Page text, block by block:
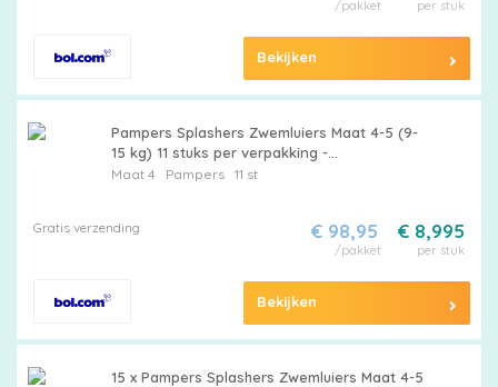
per stuk
/pakket
Bekijken
Pampers Splashers Zwemluiers Maat 4-5 (9-
15 kg) 11 stuks per verpakking -
Bulkverpakking - 15 stuks
Maat 4 Pampers11 st
Gratis verzending € 8,995
per stuk
€ 98,95
/pakket
Bekijken
15 x Pampers Splashers Zwemluiers Maat 4-5